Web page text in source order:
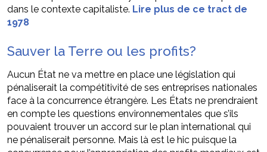
dans le contexte capitaliste. Lire plus de ce tract de
1978
Sauver la Terre ou les profits?
Aucun État ne va mettre en place une législation qui
pénaliserait la compétitivité de ses entreprises nationales
face à la concurrence étrangère. Les États ne prendraient
en compte les questions environnementales que s’ils
pouvaient trouver un accord sur le plan international qui
ne pénaliserait personne. Mais là est le hic puisque la